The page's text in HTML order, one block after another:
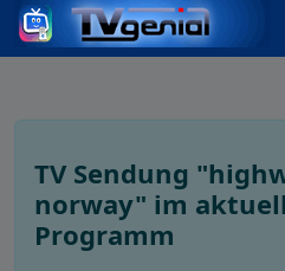
TV Sendung
norway" im
Programm